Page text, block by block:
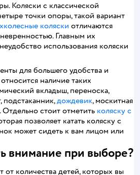
Коляски с классической
точки опоры, такой вариант
коляски отличаются
Главным их
использования коляски
для большего удобства и
наличие таких
вкладыш, переноска,
подстаканник,дождевик, москитная
Отдельно стоит отметить коляску с
позволяет катать коляску с
может сидеть к вам лицом или
внимание при выборе?
от количества детей, которых вы